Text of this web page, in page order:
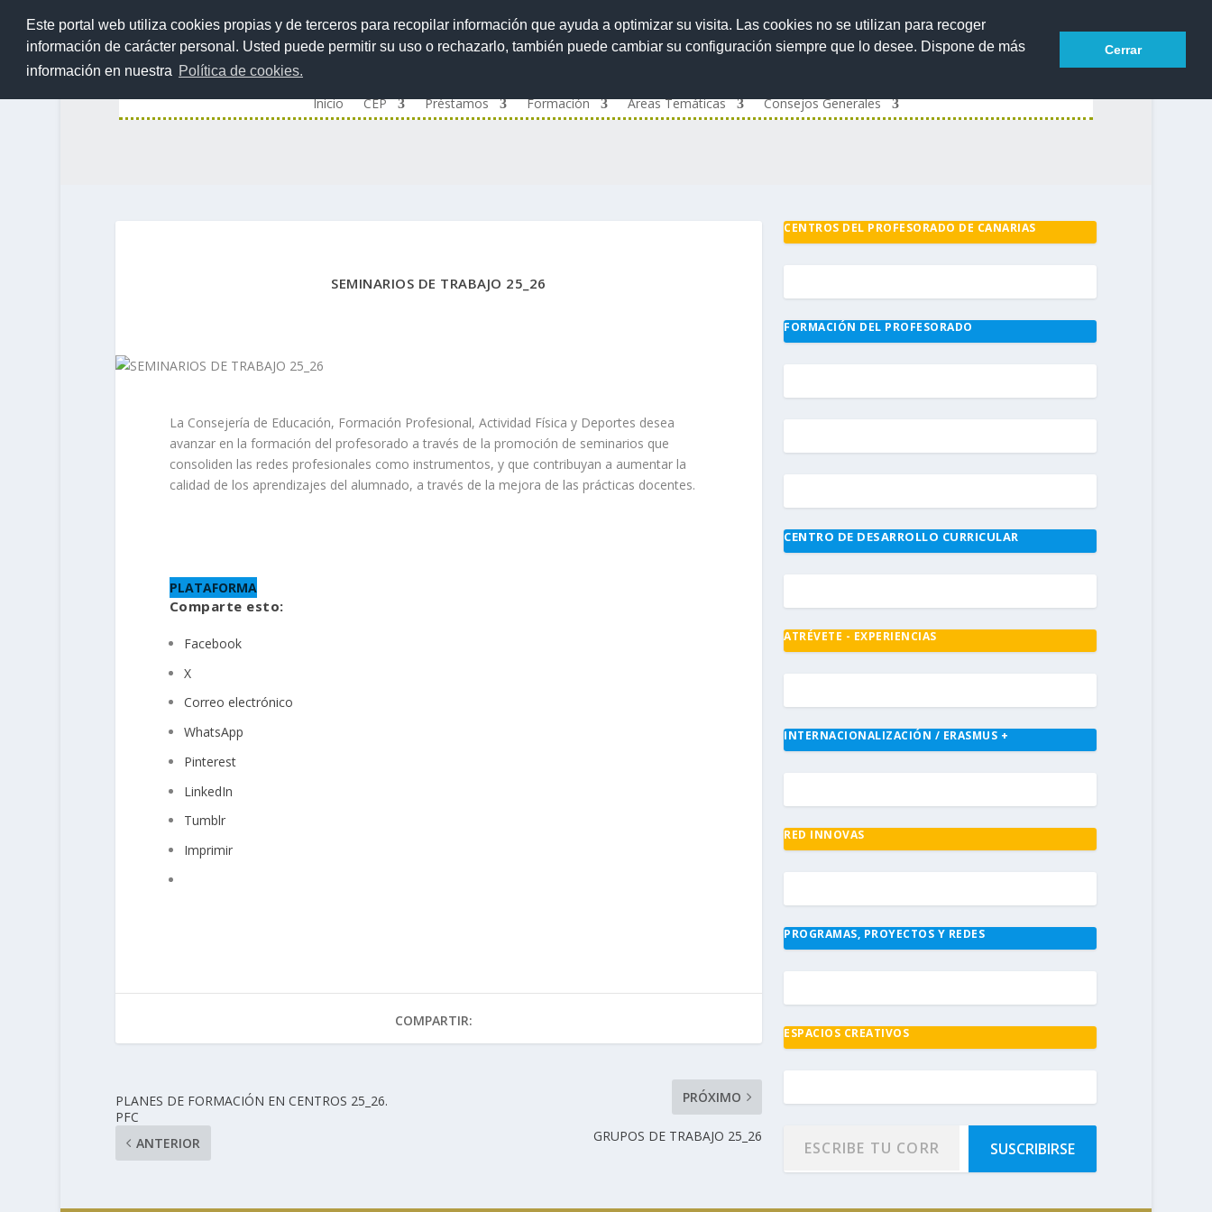
Este portal web utiliza cookies propias y de terceros para recopilar información que ayuda a optimizar su visita. Las cookies no se utilizan para recoger
información de carácter personal. Usted puede permitir su uso o rechazarlo, también puede cambiar su configuración siempre que lo desee. Dispone de más
información en nuestra Política de cookies.
Cerrar
Inicio CEP Préstamos Formación Áreas Temáticas Consejos Generales
SEMINARIOS DE TRABAJO 25_26
La Consejería de Educación, Formación Profesional, Actividad Física y Deportes desea
avanzar en la formación del profesorado a través de la promoción de seminarios que
consoliden las redes profesionales como instrumentos, y que contribuyan a aumentar la
calidad de los aprendizajes del alumnado, a través de la mejora de las prácticas docentes.
PLATAFORMA
Comparte esto:
Facebook
X
Correo electrónico
WhatsApp
Pinterest
LinkedIn
Tumblr
Imprimir
COMPARTIR:
PLANES DE FORMACIÓN EN CENTROS 25_26.
PFC
ANTERIOR
PRÓXIMO
GRUPOS DE TRABAJO 25_26
CENTROS DEL PROFESORADO DE CANARIAS
FORMACIÓN DEL PROFESORADO
CENTRO DE DESARROLLO CURRICULAR
ATRÉVETE - EXPERIENCIAS
INTERNACIONALIZACIÓN / ERASMUS +
RED INNOVAS
PROGRAMAS, PROYECTOS Y REDES
ESPACIOS CREATIVOS
SUSCRIBIRSE